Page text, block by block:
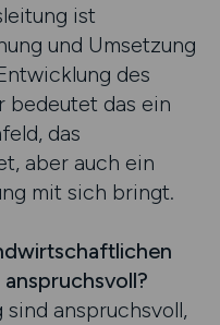
ist
und Umsetzung
des
bedeutet das ein
das
aber auch ein
mit sich bringt.
anspruchsvoll,